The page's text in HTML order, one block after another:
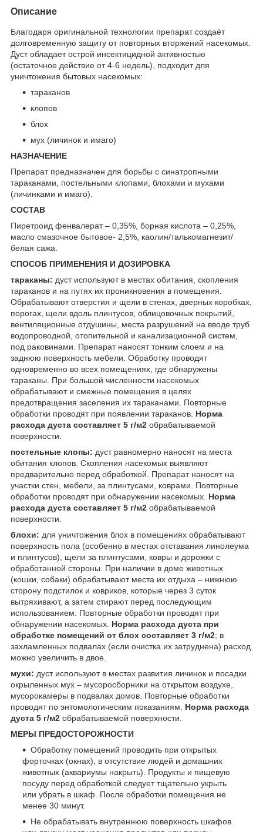
Описание
Благодаря оригинальной технологии препарат создаёт
долговременную защиту от повторных вторжений насекомых.
Дуст обладает острой инсектицидной активностью
(остаточное действие от 4-6 недель), подходит для
уничтожения бытовых насекомых:
тараканов
клопов
блох
мух (личинок и имаго)
НАЗНАЧЕНИЕ
Препарат предназначен для борьбы с синатропными
тараканами, постельными клопами, блохами и мухами
(личинками и имаго).
СОСТАВ
Пиретроид фенвалерат – 0,35%, борная кислота – 0,25%,
масло смазочное бытовое- 2,5%, каолин/талькомагнезит/
белая сажа.
СПОСОБ ПРИМЕНЕНИЯ И ДОЗИРОВКА
тараканы: дуст используют в местах обитания, скопления
тараканов и на путях их проникновения в помещения.
Обрабатывают отверстия и щели в стенах, дверных коробках,
порогах, щели вдоль плинтусов, облицовочных покрытий,
вентиляционные отдушины, места разрушений на вводе труб
водопроводной, отопительной и канализационной систем,
под раковинами. Препарат наносят тонким слоем и на
заднюю поверхность мебели. Обработку проводят
одновременно во всех помещениях, где обнаружены
тараканы. При большой численности насекомых
обрабатывают и смежные помещения в целях
предотвращения заселения их тараканами. Повторные
обработки проводят при появлении тараканов. Норма
расхода дуста составляет 5 г/м2 обрабатываемой
поверхности.
постельные клопы: дуст равномерно наносят на места
обитания клопов. Скопления насекомых выявляют
предварительно перед обработкой. Препарат наносят на
участки стен, мебели, за плинтусами, коврами. Повторные
обработки проводят при обнаружении насекомых. Норма
расхода дуста составляет 5 г/м2 обрабатываемой
поверхности.
блохи: для уничтожения блох в помещениях обрабатывают
поверхность пола (особенно в местах отставания линолеума
и плинтусов), щели за плинтусами, ковры и дорожки с
обработанной стороны. При наличии в доме животных
(кошки, собаки) обрабатывают места их отдыха – нижнюю
сторону подстилок и ковриков, которые через 3 суток
вытряхивают, а затем стирают перед последующим
использованием. Повторные обработки проводят при
обнаружении насекомых. Норма расхода дуста при
обработке помещений от блох составляет 3 г/м2; в
захламленных подвалах (если очистка их затруднена) расход
можно увеличить в двое.
мухи: дуст используют в местах развития личинок и посадки
окрыленных мух – мусоросборники на открытом воздухе,
мусорокамеры в подвалах домов. Повторные обработки
проводят по энтомологическим показаниям. Норма расхода
дуста 5 г/м2 обрабатываемой поверхности.
МЕРЫ ПРЕДОСТОРОЖНОСТИ
Обработку помещений проводить при открытых
форточках (окнах), в отсутствие людей и домашних
животных (аквариумы накрыть). Продукты и пищевую
посуду перед обработкой следует тщательно укрыть
или убрать в шкаф. После обработки помещения не
менее 30 минут.
Не обрабатывать внутреннюю поверхность шкафов